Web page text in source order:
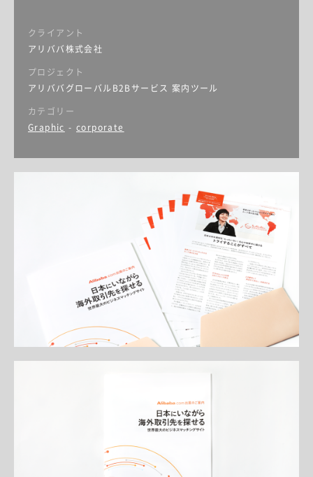
クライアント
アリババ株式会社
プロジェクト
アリババグローバルB2Bサービス 案内ツール
カテゴリー
Graphic - corporate